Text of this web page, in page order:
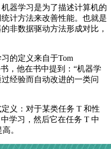
学习是为了描述计算机的
计方法来改善性能。也就是
非数据驱动方法形成对比，
的定义来自于Tom
，他在书中提到：“机器学
经验而自动改进的一类问
义：对于某类任务 T 和性
学习，然后它在任务 T 中
。